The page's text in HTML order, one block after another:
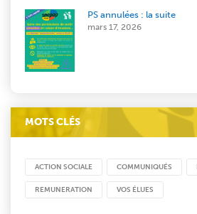
PS annulées : la suite
mars 17, 2026
MOTS CLÉS
ACTION SOCIALE COMMUNIQUÉS
REMUNERATION VOS ÉLUES